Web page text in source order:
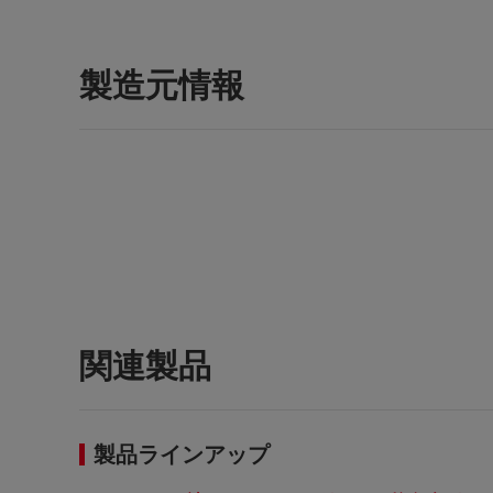
製造元情報
関連製品
製品ラインアップ